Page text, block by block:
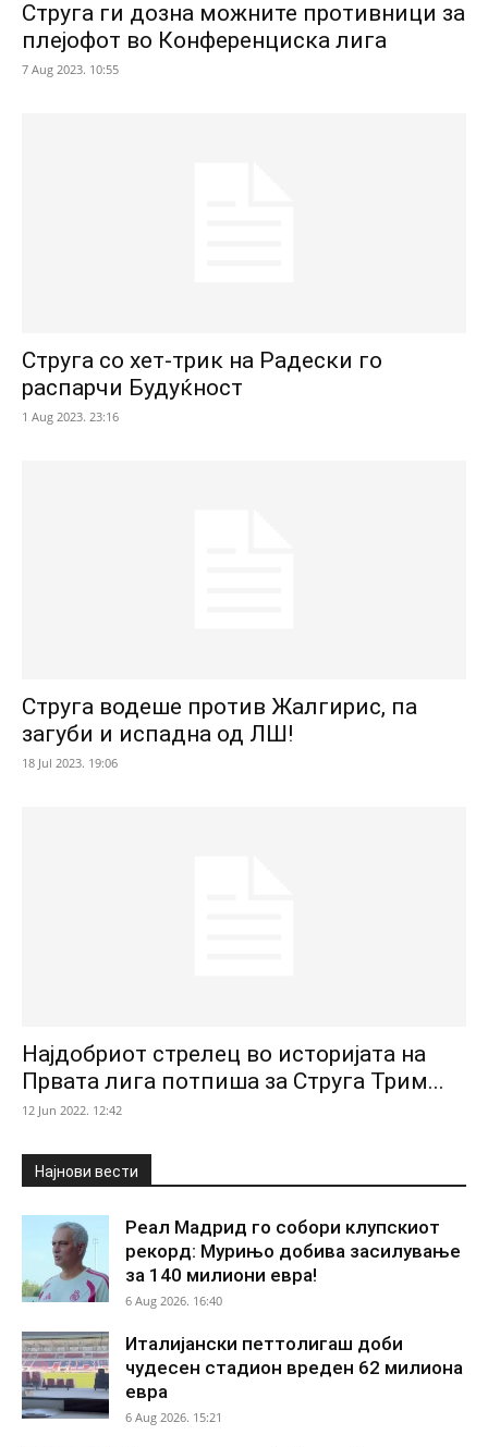
Струга ги дозна можните противници за
плејофот во Конференциска лига
7 Aug 2023. 10:55
Струга со хет-трик на Радески го
распарчи Будуќност
1 Aug 2023. 23:16
Струга водеше против Жалгирис, па
загуби и испадна од ЛШ!
18 Jul 2023. 19:06
Најдобриот стрелец во историјата на
Првата лига потпиша за Струга Трим...
12 Jun 2022. 12:42
Најнови вести
Реал Мадрид го собори клупскиот
рекорд: Мурињо добива засилување
за 140 милиони евра!
6 Aug 2026. 16:40
Италијански петтолигаш доби
чудесен стадион вреден 62 милиона
евра
6 Aug 2026. 15:21